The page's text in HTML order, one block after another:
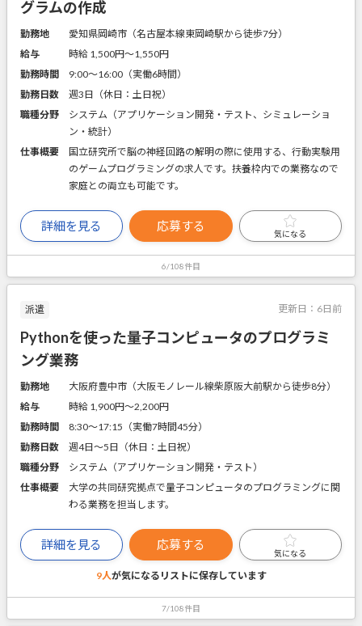
グラムの作成
勤務地
愛知県岡崎市（名古屋本線東岡崎駅から徒歩7分）
給与
時給 1,500円〜1,550円
勤務時間
9:00～16:00（実働6時間）
勤務日数
週3日（休日：土日祝）
職種分野
システム（アプリケーション開発・テスト、シミュレーショ
ン・統計）
仕事概要
国立研究所で脳の神経回路の解明の際に使用する、行動実験用
のゲームプログラミングの求人です。扶養枠内での業務なので
家庭との両立も可能です。
詳細を見る 応募する
気になる
6/108件目
派遣 更新日： 6日前
Pythonを使った量子コンピュータのプログラミ
ング業務
勤務地
大阪府豊中市（大阪モノレール線柴原阪大前駅から徒歩8分）
給与
時給 1,900円〜2,200円
勤務時間
8:30～17:15（実働7時間45分）
勤務日数
週4日～5日（休日：土日祝）
職種分野
システム（アプリケーション開発・テスト）
仕事概要
大学の共同研究拠点で量子コンピュータのプログラミングに関
わる業務を担当します。
詳細を見る 応募する
気になる
9人が気になるリストに保存しています
7/108件目